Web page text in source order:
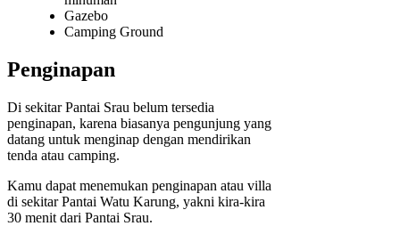
Gazebo
Camping Ground
Penginapan
Di sekitar Pantai Srau belum tersedia
penginapan, karena biasanya pengunjung yang
datang untuk menginap dengan mendirikan
tenda atau camping.
Kamu dapat menemukan penginapan atau villa
di sekitar Pantai Watu Karung, yakni kira-kira
30 menit dari Pantai Srau.